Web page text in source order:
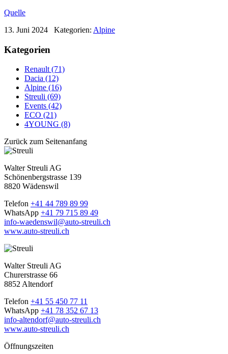
Quelle
13. Juni 2024
Kategorien: Alpine
Kategorien
Renault (71)
Dacia (12)
Alpine (16)
Streuli (69)
Events (42)
ECO (21)
4YOUNG (8)
Zurück zum Seitenanfang
Walter Streuli AG
Schönenbergstrasse 139
8820 Wädenswil
Telefon +41 44 789 89 99
WhatsApp +41 79 715 89 49
info-waedenswil@auto-streuli.ch
www.auto-streuli.ch
Walter Streuli AG
Churerstrasse 66
8852 Altendorf
Telefon +41 55 450 77 11
WhatsApp +41 78 352 67 13
info-altendorf@auto-streuli.ch
www.auto-streuli.ch
Öffnungszeiten